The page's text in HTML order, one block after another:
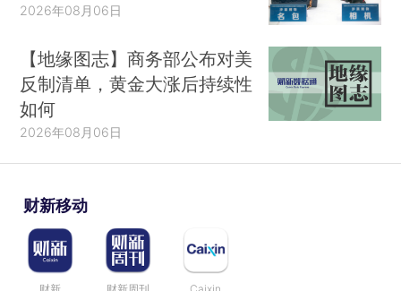
2026年08月06日
【地缘图志】商务部公布对美
反制清单，黄金大涨后持续性
如何
2026年08月06日
财新移动